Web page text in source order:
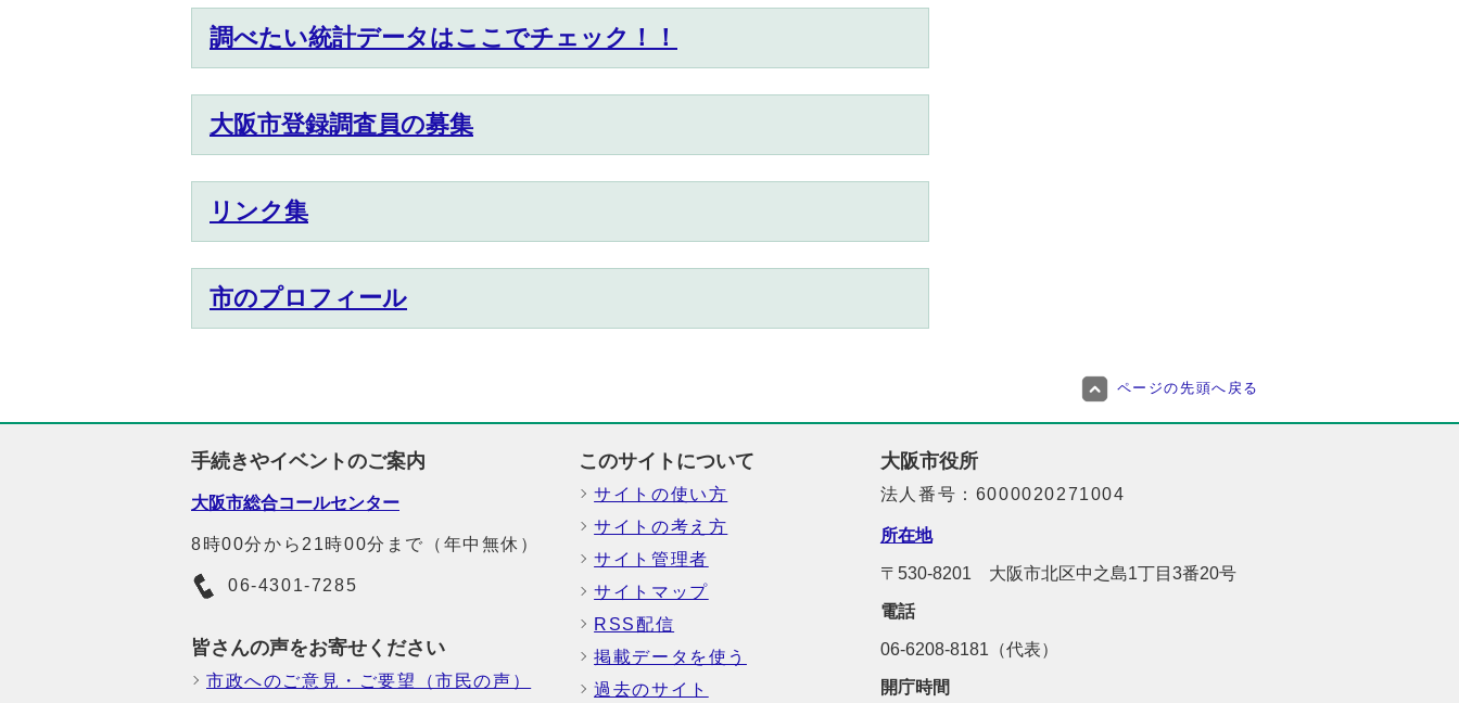
調べたい統計データはここでチェック！！
大阪市登録調査員の募集
リンク集
市のプロフィール
ページの先頭へ戻る
手続きやイベントのご案内
大阪市総合コールセンター
8時00分から21時00分まで（年中無休）
06-4301-7285
皆さんの声をお寄せください
市政へのご意見・ご要望（市民の声）
このサイトについて
サイトの使い方
サイトの考え方
サイト管理者
サイトマップ
RSS配信
掲載データを使う
過去のサイト
大阪市役所
法人番号：6000020271004
所在地
〒530-8201 大阪市北区中之島1丁目3番20号
電話
06-6208-8181（代表）
開庁時間